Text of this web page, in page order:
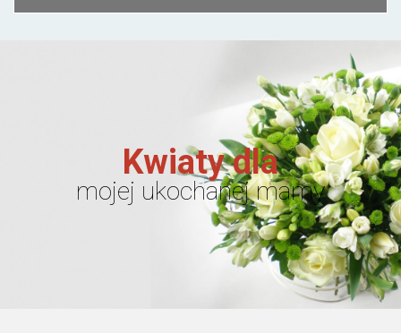
Kwiaty dla
mojej ukochanej mamy